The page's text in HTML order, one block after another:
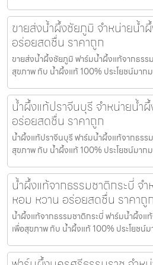
ขายส่งน้ำผึ้งชัยภูมิ จำหน่ายน้ำ
อร่อยสดชื่น ราคาถูก
ขายส่งน้ำผึ้งชัยภูมิ ฟาร์มน้ำผึ้งแท้จากธรร
สุขภาพ กับ น้ำผึ้งแท้ 100% ประโยชน์มาก
น้ำผึ้งแท้ปราจีนบุรี จำหน่ายน้ำ
อร่อยสดชื่น ราคาถูก
น้ำผึ้งแท้ปราจีนบุรี ฟาร์มน้ำผึ้งแท้จากธรร
สุขภาพ กับ น้ำผึ้งแท้ 100% ประโยชน์มาก
น้ำผึ้งแท้จากธรรมชาติกระบี่ จ
หอม หวาน อร่อยสดชื่น ราคาถูก
น้ำผึ้งแท้จากธรรมชาติกระบี่ ฟาร์มน้ำผึ้งแ
เพื่อสุขภาพ กับ น้ำผึ้งแท้ 100% ประโยชน์